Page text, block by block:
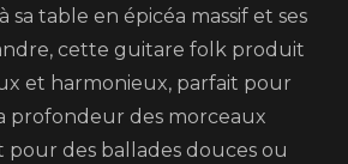
sa table en épicéa massif et ses
cette guitare folk produit
et harmonieux, parfait pour
profondeur des morceaux
pour des ballades douces ou